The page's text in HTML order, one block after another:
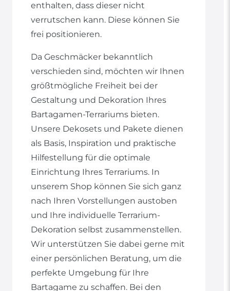
enthalten, dass dieser nicht
verrutschen kann. Diese können Sie
frei positionieren.
Da Geschmäcker bekanntlich
verschieden sind, möchten wir Ihnen
größtmögliche Freiheit bei der
Gestaltung und Dekoration Ihres
Bartagamen-Terrariums bieten.
Unsere Dekosets und Pakete dienen
als Basis, Inspiration und praktische
Hilfestellung für die optimale
Einrichtung Ihres Terrariums. In
unserem Shop können Sie sich ganz
nach Ihren Vorstellungen austoben
und Ihre individuelle Terrarium-
Dekoration selbst zusammenstellen.
Wir unterstützen Sie dabei gerne mit
einer persönlichen Beratung, um die
perfekte Umgebung für Ihre
Bartagame zu schaffen. Bei den